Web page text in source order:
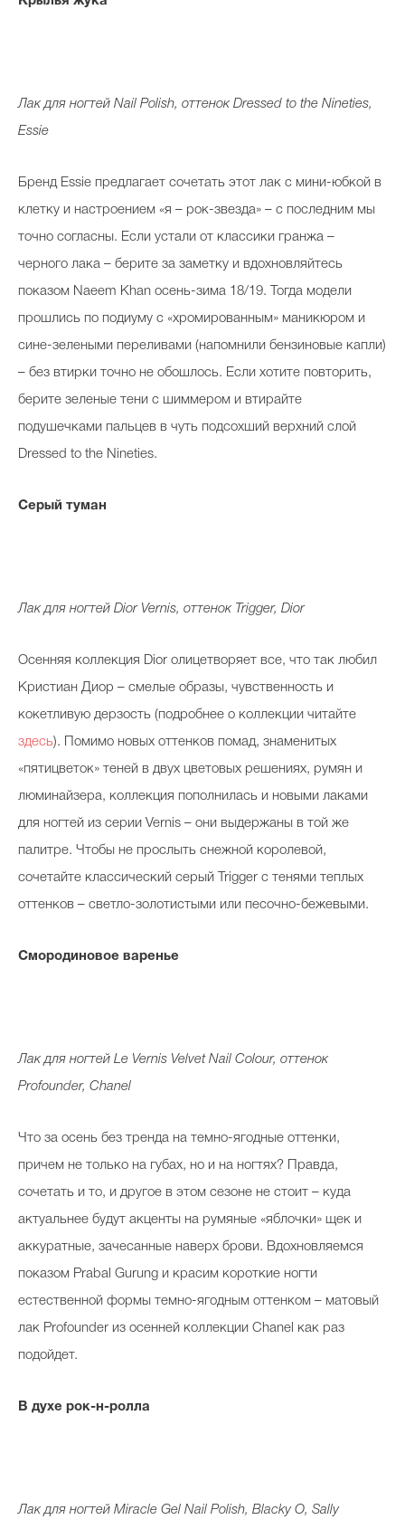
Лак для ногтей Nail Polish, оттенок Dressed to the Nineties,
Essie
Бренд Essie предлагает сочетать этот лак с мини-юбкой в
клетку и настроением «я – рок-звезда» – с последним мы
точно согласны. Если устали от классики гранжа –
черного лака – берите за заметку и вдохновляйтесь
показом Naeem Khan осень-зима 18/19. Тогда модели
прошлись по подиуму с «хромированным» маникюром и
сине-зелеными переливами (напомнили бензиновые капли)
– без втирки точно не обошлось. Если хотите повторить,
берите зеленые тени с шиммером и втирайте
подушечками пальцев в чуть подсохший верхний слой
Dressed to the Nineties.
Серый туман
Лак для ногтей Dior Vernis, оттенок Trigger, Dior
Осенняя коллекция Dior олицетворяет все, что так любил
Кристиан Диор – смелые образы, чувственность и
кокетливую дерзость (подробнее о коллекции читайте
здесь). Помимо новых оттенков помад, знаменитых
«пятицветок» теней в двух цветовых решениях, румян и
люминайзера, коллекция пополнилась и новыми лаками
для ногтей из серии Vernis – они выдержаны в той же
палитре. Чтобы не прослыть снежной королевой,
сочетайте классический серый Trigger с тенями теплых
оттенков – светло-золотистыми или песочно-бежевыми.
Смородиновое варенье
Лак для ногтей Le Vernis Velvet Nail Colour, оттенок
Profounder, Chanel
Что за осень без тренда на темно-ягодные оттенки,
причем не только на губах, но и на ногтях? Правда,
сочетать и то, и другое в этом сезоне не стоит – куда
актуальнее будут акценты на румяные «яблочки» щек и
аккуратные, зачесанные наверх брови. Вдохновляемся
показом Prabal Gurung и красим короткие ногти
естественной формы темно-ягодным оттенком – матовый
лак Profounder из осенней коллекции Chanel как раз
подойдет.
В духе рок-н-ролла
Лак для ногтей Miracle Gel Nail Polish, Blacky O, Sally